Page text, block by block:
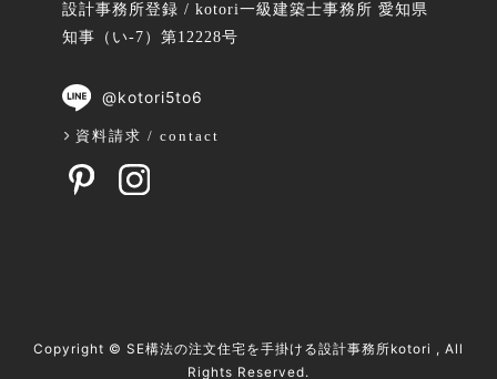
設計事務所登録 / kotori一級建築士事務所 愛知県
知事（い-7）第12228号
@kotori5to6
資料請求 / contact
Copyright © SE構法の注文住宅を手掛ける設計事務所kotori , All
Rights Reserved.